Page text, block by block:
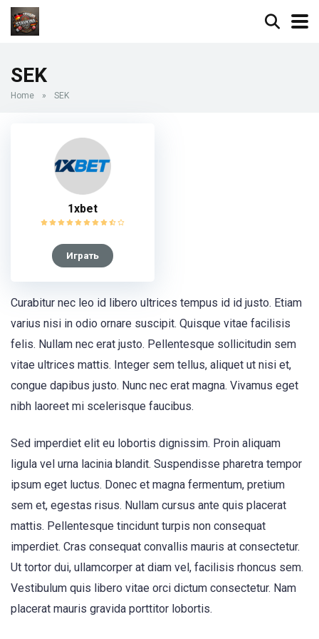
SEK
Home » SEK
1xbet
Играть
Curabitur nec leo id libero ultrices tempus id id justo. Etiam
varius nisi in odio ornare suscipit. Quisque vitae facilisis
felis. Nullam nec erat justo. Pellentesque sollicitudin sem
vitae ultrices mattis. Integer sem tellus, aliquet ut nisi et,
congue dapibus justo. Nunc nec erat magna. Vivamus eget
nibh laoreet mi scelerisque faucibus.
Sed imperdiet elit eu lobortis dignissim. Proin aliquam
ligula vel urna lacinia blandit. Suspendisse pharetra tempor
ipsum eget luctus. Donec et magna fermentum, pretium
sem et, egestas risus. Nullam cursus ante quis placerat
mattis. Pellentesque tincidunt turpis non consequat
imperdiet. Cras consequat convallis mauris at consectetur.
Ut tortor dui, ullamcorper at diam vel, facilisis rhoncus sem.
Vestibulum quis libero vitae orci dictum consectetur. Nam
placerat mauris gravida porttitor lobortis.